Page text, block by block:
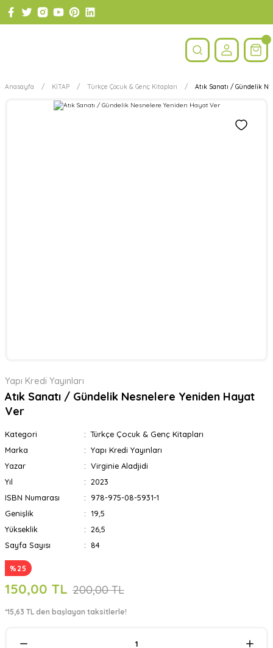
Anasayfa KİTAP Türkçe Çocuk & Genç Kitapları Atık Sanatı / Gündelik
Yapı Kredi Yayınları
Atık Sanatı / Gündelik Nesnelere Yeniden Hayat
Ver
Kategori
Türkçe Çocuk & Genç Kitapları
Marka
Yapı Kredi Yayınları
Yazar
Virginie Aladjidi
Yıl
2023
ISBN Numarası
978-975-08-5931-1
Genişlik
19,5
Yükseklik
26,5
Sayfa Sayısı
84
%25
150,00 TL 200,00 TL
*15,63 TL den başlayan taksitlerle!